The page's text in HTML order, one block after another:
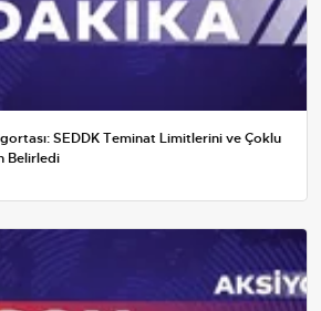
SEDDK Teminat Limitlerini ve Çoklu
Belirledi